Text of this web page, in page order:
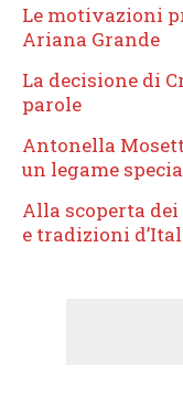
Le motivazioni
Ariana Grande
La decisione di
parole
Antonella
un legame
Alla scoperta
e tradizioni